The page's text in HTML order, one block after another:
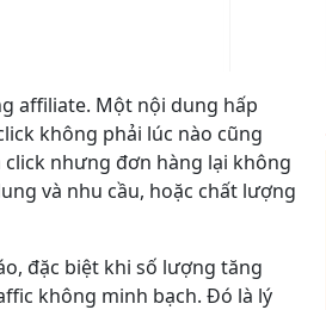
affiliate. Một nội dung hấp
không phải lúc nào cũng
nhưng đơn hàng lại không
và nhu cầu, hoặc chất lượng
đặc biệt khi số lượng tăng
không minh bạch. Đó là lý